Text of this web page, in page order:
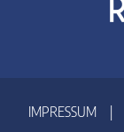
IMPRESSUM